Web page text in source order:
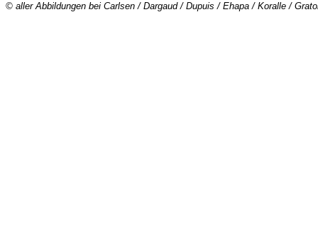
© aller Abbildungen bei Carlsen / Dargaud / Dupuis / Ehapa / Koralle /